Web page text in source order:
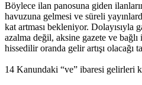
Böylece ilan panosuna giden
havuzuna gelmesi ve süreli
kat artması bekleniyor. Dolayısıyla
azalma değil, aksine gazete ve
hissedilir oranda gelir artışı olacağı
14 Kanundaki “ve” ibaresi gelirleri